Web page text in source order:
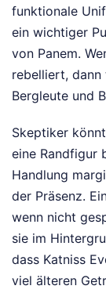
funktionale
ein wichtiger
von Panem.
rebelliert, dann
Bergleute und
Skeptiker
eine Randfigur
Handlung
der Präsenz.
wenn nicht
sie im
dass Katniss
viel älteren